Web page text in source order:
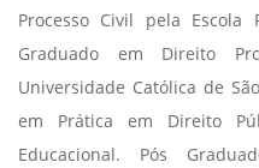
Processo Civil pela Escola
Graduado em Direito
Universidade Católica de
em Prática em Direito
Educacional. Pós